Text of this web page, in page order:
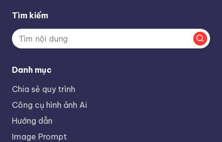
Tìm kiếm
Danh mục
Chia sẻ quy trình
Công cụ hình ảnh Ai
Hướng dẫn
Image Prompt